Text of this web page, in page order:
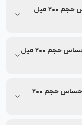
و اثربخش است! شما
برای مشاهده تاریخ
ژل شستشوی مناسب پوست خشک و حساس حجم 200 میل
کننده‌های صورت /
وزن ژل شستشوی مناسب پوست خشک و حساس حجم 200 میل
شد.
حجم ژل شستشوی مناسب پوست خشک و حساس حجم 200